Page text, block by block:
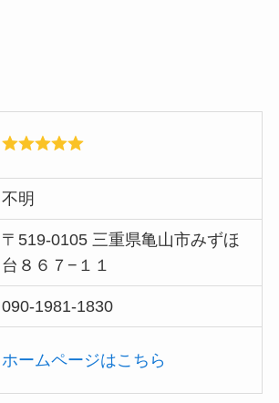
不明
〒519-0105 三重県亀山市みずほ
台８６７−１１
090-1981-1830
ホームページはこちら